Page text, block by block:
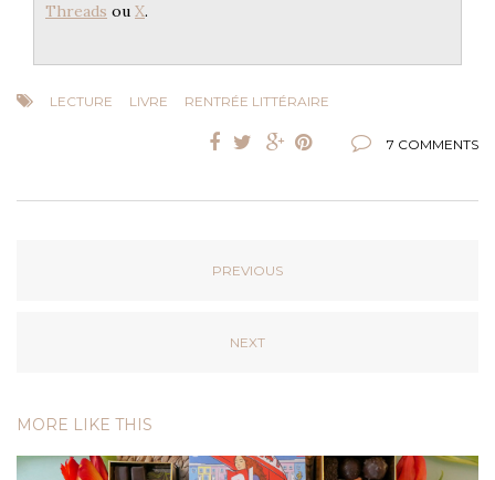
Threads ou X.
LECTURE LIVRE RENTRÉE LITTÉRAIRE
7 COMMENTS
PREVIOUS
NEXT
MORE LIKE THIS